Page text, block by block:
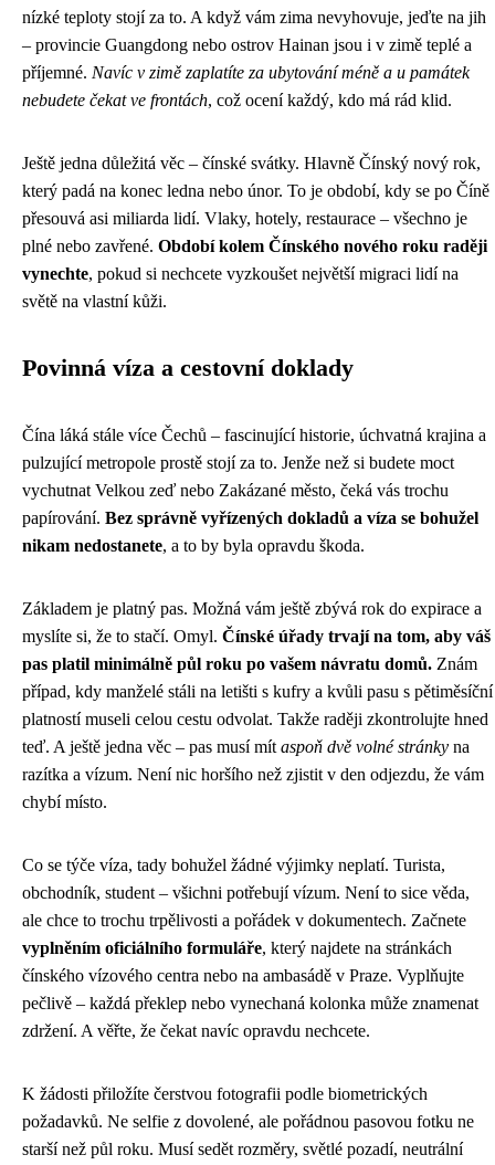
nízké teploty stojí za to. A když vám zima nevyhovuje, jeďte na jih
– provincie Guangdong nebo ostrov Hainan jsou i v zimě teplé a
příjemné. Navíc v zimě zaplatíte za ubytování méně a u památek
nebudete čekat ve frontách, což ocení každý, kdo má rád klid.
Ještě jedna důležitá věc – čínské svátky. Hlavně Čínský nový rok,
který padá na konec ledna nebo únor. To je období, kdy se po Číně
přesouvá asi miliarda lidí. Vlaky, hotely, restaurace – všechno je
plné nebo zavřené. Období kolem Čínského nového roku raději
vynechte, pokud si nechcete vyzkoušet největší migraci lidí na
světě na vlastní kůži.
Povinná víza a cestovní doklady
Čína láká stále více Čechů – fascinující historie, úchvatná krajina a
pulzující metropole prostě stojí za to. Jenže než si budete moct
vychutnat Velkou zeď nebo Zakázané město, čeká vás trochu
papírování. Bez správně vyřízených dokladů a víza se bohužel
nikam nedostanete, a to by byla opravdu škoda.
Základem je platný pas. Možná vám ještě zbývá rok do expirace a
myslíte si, že to stačí. Omyl. Čínské úřady trvají na tom, aby váš
pas platil minimálně půl roku po vašem návratu domů. Znám
případ, kdy manželé stáli na letišti s kufry a kvůli pasu s pětiměsíční
platností museli celou cestu odvolat. Takže raději zkontrolujte hned
teď. A ještě jedna věc – pas musí mít aspoň dvě volné stránky na
razítka a vízum. Není nic horšího než zjistit v den odjezdu, že vám
chybí místo.
Co se týče víza, tady bohužel žádné výjimky neplatí. Turista,
obchodník, student – všichni potřebují vízum. Není to sice věda,
ale chce to trochu trpělivosti a pořádek v dokumentech. Začnete
vyplněním oficiálního formuláře, který najdete na stránkách
čínského vízového centra nebo na ambasádě v Praze. Vyplňujte
pečlivě – každá překlep nebo vynechaná kolonka může znamenat
zdržení. A věřte, že čekat navíc opravdu nechcete.
K žádosti přiložíte čerstvou fotografii podle biometrických
požadavků. Ne selfie z dovolené, ale pořádnou pasovou fotku ne
starší než půl roku. Musí sedět rozměry, světlé pozadí, neutrální